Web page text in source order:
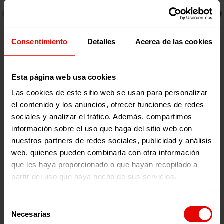
Consentimiento Detalles Acerca de las cookies
Esta página web usa cookies
Las cookies de este sitio web se usan para personalizar
el contenido y los anuncios, ofrecer funciones de redes
sociales y analizar el tráfico. Además, compartimos
información sobre el uso que haga del sitio web con
nuestros partners de redes sociales, publicidad y análisis
web, quienes pueden combinarla con otra información
que les haya proporcionado o que hayan recopilado a
partir del uso que haya hecho de sus servicios.
Necesarias
El 15 de mayo fue el turno deVitoria-Gasteizque recibió
a las Cholitas en un Artium abarrotado, del mismo modo
que ocurrió al día siguiente en los cines Golem Bayona de
Pamplona, donde se habilitó una segunda sala para
poder acoger a todo el público. El coloquio posterior a las
proyecciones del documental, en ambos eventos, estuvo
moderado por Enrique Abad de OXFAM Intermón. En las
cercanías de la capital navarra pudieron además calzarse
realizó una proyección y un coloquio posterior en el
Centro Pignatelli al que también acudió Martin Iriberri,